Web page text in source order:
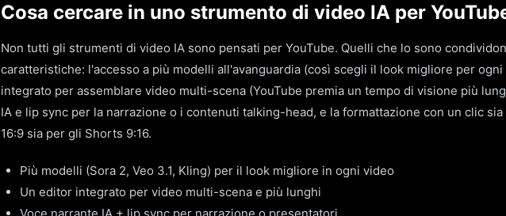
Cosa cercare in uno strumento di video IA per
Non tutti gli strumenti di video IA sono pensati per YouTube. Quelli che lo sono
caratteristiche: l'accesso a più modelli all'avanguardia (così scegli il look migliore per
integrato per assemblare video multi-scena (YouTube premia un tempo di visione più
IA e lip sync per la narrazione o i contenuti talking-head, e la formattazione con un clic
16:9 sia per gli Shorts 9:16.
Più modelli (Sora 2, Veo 3.1, Kling) per il look migliore in ogni video
Un editor integrato per video multi-scena e più lunghi